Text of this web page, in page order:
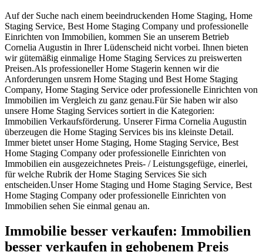
Auf der Suche nach einem beeindruckenden Home Staging, Home
Staging Service, Best Home Staging Company und professionelle
Einrichten von Immobilien, kommen Sie an unserem Betrieb
Cornelia Augustin in Ihrer Lüdenscheid nicht vorbei. Ihnen bieten
wir gütemäßig einmalige Home Staging Services zu preiswerten
Preisen.Als professioneller Home Stagerin kennen wir die
Anforderungen unsrem Home Staging und Best Home Staging
Company, Home Staging Service oder professionelle Einrichten von
Immobilien im Vergleich zu ganz genau.Für Sie haben wir also
unsere Home Staging Services sortiert in die Kategorien:
Immobilien Verkaufsförderung. Unserer Firma Cornelia Augustin
überzeugen die Home Staging Services bis ins kleinste Detail.
Immer bietet unser Home Staging, Home Staging Service, Best
Home Staging Company oder professionelle Einrichten von
Immobilien ein ausgezeichnetes Preis- / Leistungsgefüge, einerlei,
für welche Rubrik der Home Staging Services Sie sich
entscheiden.Unser Home Staging und Home Staging Service, Best
Home Staging Company oder professionelle Einrichten von
Immobilien sehen Sie einmal genau an.
Immobilie besser verkaufen: Immobilien
besser verkaufen in gehobenem Preis